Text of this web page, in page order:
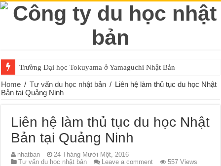
Trường Đại học Tokuyama ở Yamaguchi Nhật Bản
Home / Tư vấn du học nhật bản / Liên hệ làm thủ tục du học Nhật
Bản tại Quảng Ninh
Liên hệ làm thủ tục du học Nhật
Bản tại Quảng Ninh
nhatban
24 Tháng Mười Một, 2016
Tư vấn du học nhật bản
Leave a comment 557 Views